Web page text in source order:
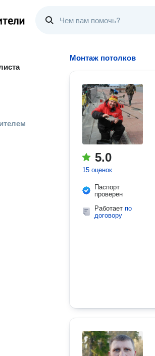
Монтаж потолков
5.0
15 оценок
Паспорт
проверен
Работает по
договору